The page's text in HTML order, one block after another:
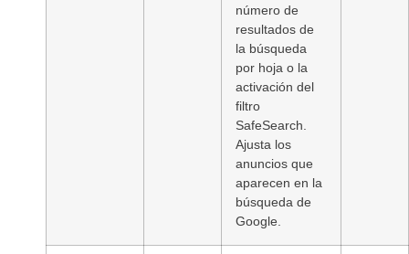
número de
resultados de
la búsqueda
por hoja o la
activación del
filtro
SafeSearch.
Ajusta los
anuncios que
aparecen en la
búsqueda de
Google.